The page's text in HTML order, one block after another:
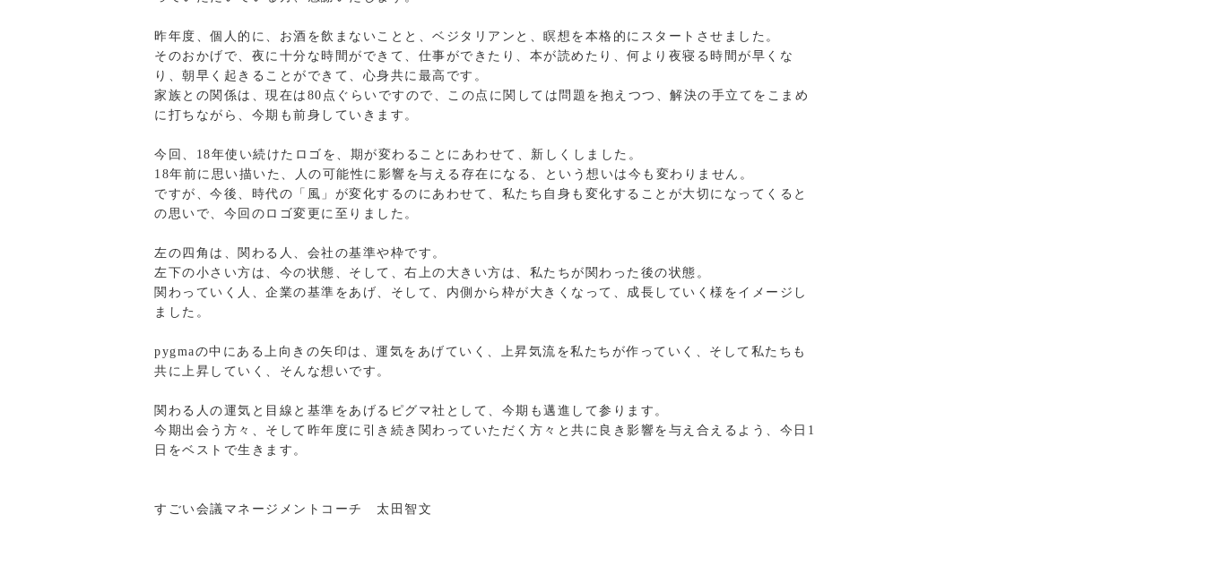
昨年度、個人的に、お酒を飲まないことと、ベジタリアンと、瞑想を本格的にスタートさせました。
そのおかげで、夜に十分な時間ができて、仕事ができたり、本が読めたり、何より夜寝る時間が早くな
り、朝早く起きることができて、心身共に最高です。
家族との関係は、現在は80点ぐらいですので、この点に関しては問題を抱えつつ、解決の手立てをこまめ
に打ちながら、今期も前身していきます。
今回、18年使い続けたロゴを、期が変わることにあわせて、新しくしました。
18年前に思い描いた、人の可能性に影響を与える存在になる、という想いは今も変わりません。
ですが、今後、時代の「風」が変化するのにあわせて、私たち自身も変化することが大切になってくると
の思いで、今回のロゴ変更に至りました。
左の四角は、関わる人、会社の基準や枠です。
左下の小さい方は、今の状態、そして、右上の大きい方は、私たちが関わった後の状態。
関わっていく人、企業の基準をあげ、そして、内側から枠が大きくなって、成長していく様をイメージし
ました。
pygmaの中にある上向きの矢印は、運気をあげていく、上昇気流を私たちが作っていく、そして私たちも
共に上昇していく、そんな想いです。
関わる人の運気と目線と基準をあげるピグマ社として、今期も邁進して参ります。
今期出会う方々、そして昨年度に引き続き関わっていただく方々と共に良き影響を与え合えるよう、今日1
日をベストで生きます。
すごい会議マネージメントコーチ 太田智文